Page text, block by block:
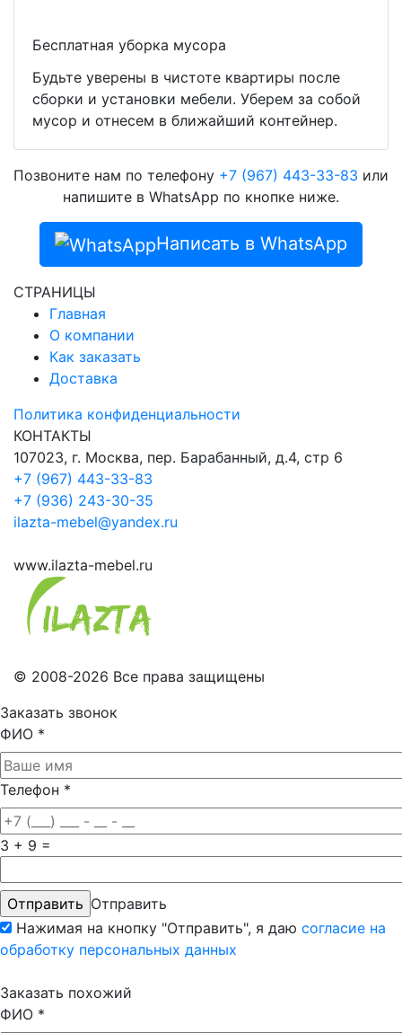
Бесплатная уборка мусора
Будьте уверены в чистоте квартиры после
сборки и установки мебели. Уберем за собой
мусор и отнесем в ближайший контейнер.
Позвоните нам по телефону +7 (967) 443-33-83 или
напишите в WhatsApp по кнопке ниже.
Написать в WhatsApp
СТРАНИЦЫ
Главная
О компании
Как заказать
Доставка
Политика конфиденциальности
КОНТАКТЫ
107023, г. Москва, пер. Барабанный, д.4, стр 6
+7 (967) 443-33-83
+7 (936) 243-30-35
ilazta-mebel@yandex.ru
www.ilazta-mebel.ru
© 2008-2026 Все права защищены
Заказать звонок
ФИО *
Телефон *
3 + 9 =
Отправить
Нажимая на кнопку "Отправить", я даю согласие на
обработку персональных данных
Заказать похожий
ФИО *